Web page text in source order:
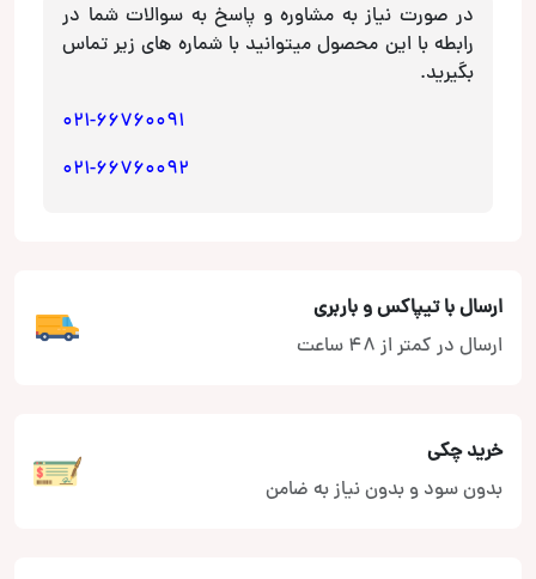
در صورت نیاز به مشاوره و پاسخ به سوالات شما در
رابطه با این محصول میتوانید با شماره های زیر تماس
بگیرید.
021-66760091
021-66760092
ارسال با تیپاکس و باربری
ارسال در کمتر از 48 ساعت
خرید چکی
بدون سود و بدون نیاز به ضامن